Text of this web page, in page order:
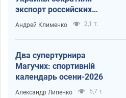
экспорт российских
нефтепродуктов
Андрей Клименко 2,1 т.
Два супертурнира
Магучих: спортивній
календарь осени-2026
Александр Липенко 5,7 т.